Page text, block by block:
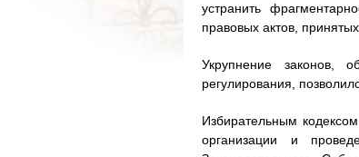
устранить
правовых актов,
Укрупнение законов,
регулирования,
Избирательным
организации и